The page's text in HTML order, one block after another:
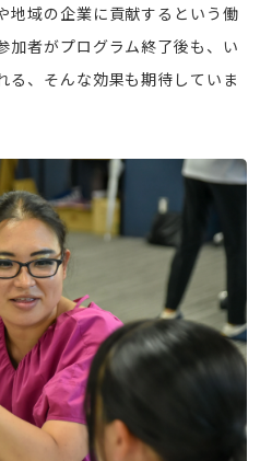
地域の企業に貢献するという働
加者がプログラム終了後も、い
る、そんな効果も期待していま